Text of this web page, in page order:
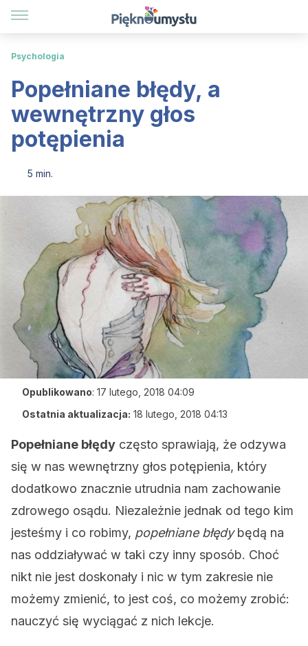
Psychologia
Popełniane błędy, a
wewnętrzny głos
potępienia
5 min.
Opublikowano: 17 lutego, 2018 04:09
Ostatnia aktualizacja: 18 lutego, 2018 04:13
Popełniane błędy często sprawiają, że odzywa
się w nas wewnętrzny głos potępienia, który
dodatkowo znacznie utrudnia nam zachowanie
zdrowego osądu. Niezależnie jednak od tego kim
jesteśmy i co robimy, popełniane błędybędą na
nas oddziaływać w taki czy inny sposób. Choć
nikt nie jest doskonały i nic w tym zakresie nie
możemy zmienić, to jest coś, co możemy zrobić:
nauczyć się wyciągać z nich lekcje.